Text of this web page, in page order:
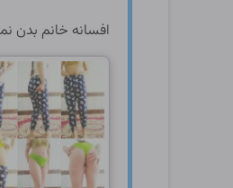
افسانه خانم بدن